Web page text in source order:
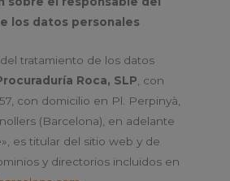
los datos personales
tratamiento de los datos
Roca, SLP , con
con domicilio en Pl. Perpinyà,
(Barcelona), en adelante
es titular del sitio web y de
y directorios incluidos en